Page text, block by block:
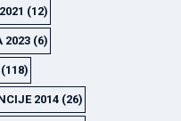
(12)
2023 (6)
2014 (26)